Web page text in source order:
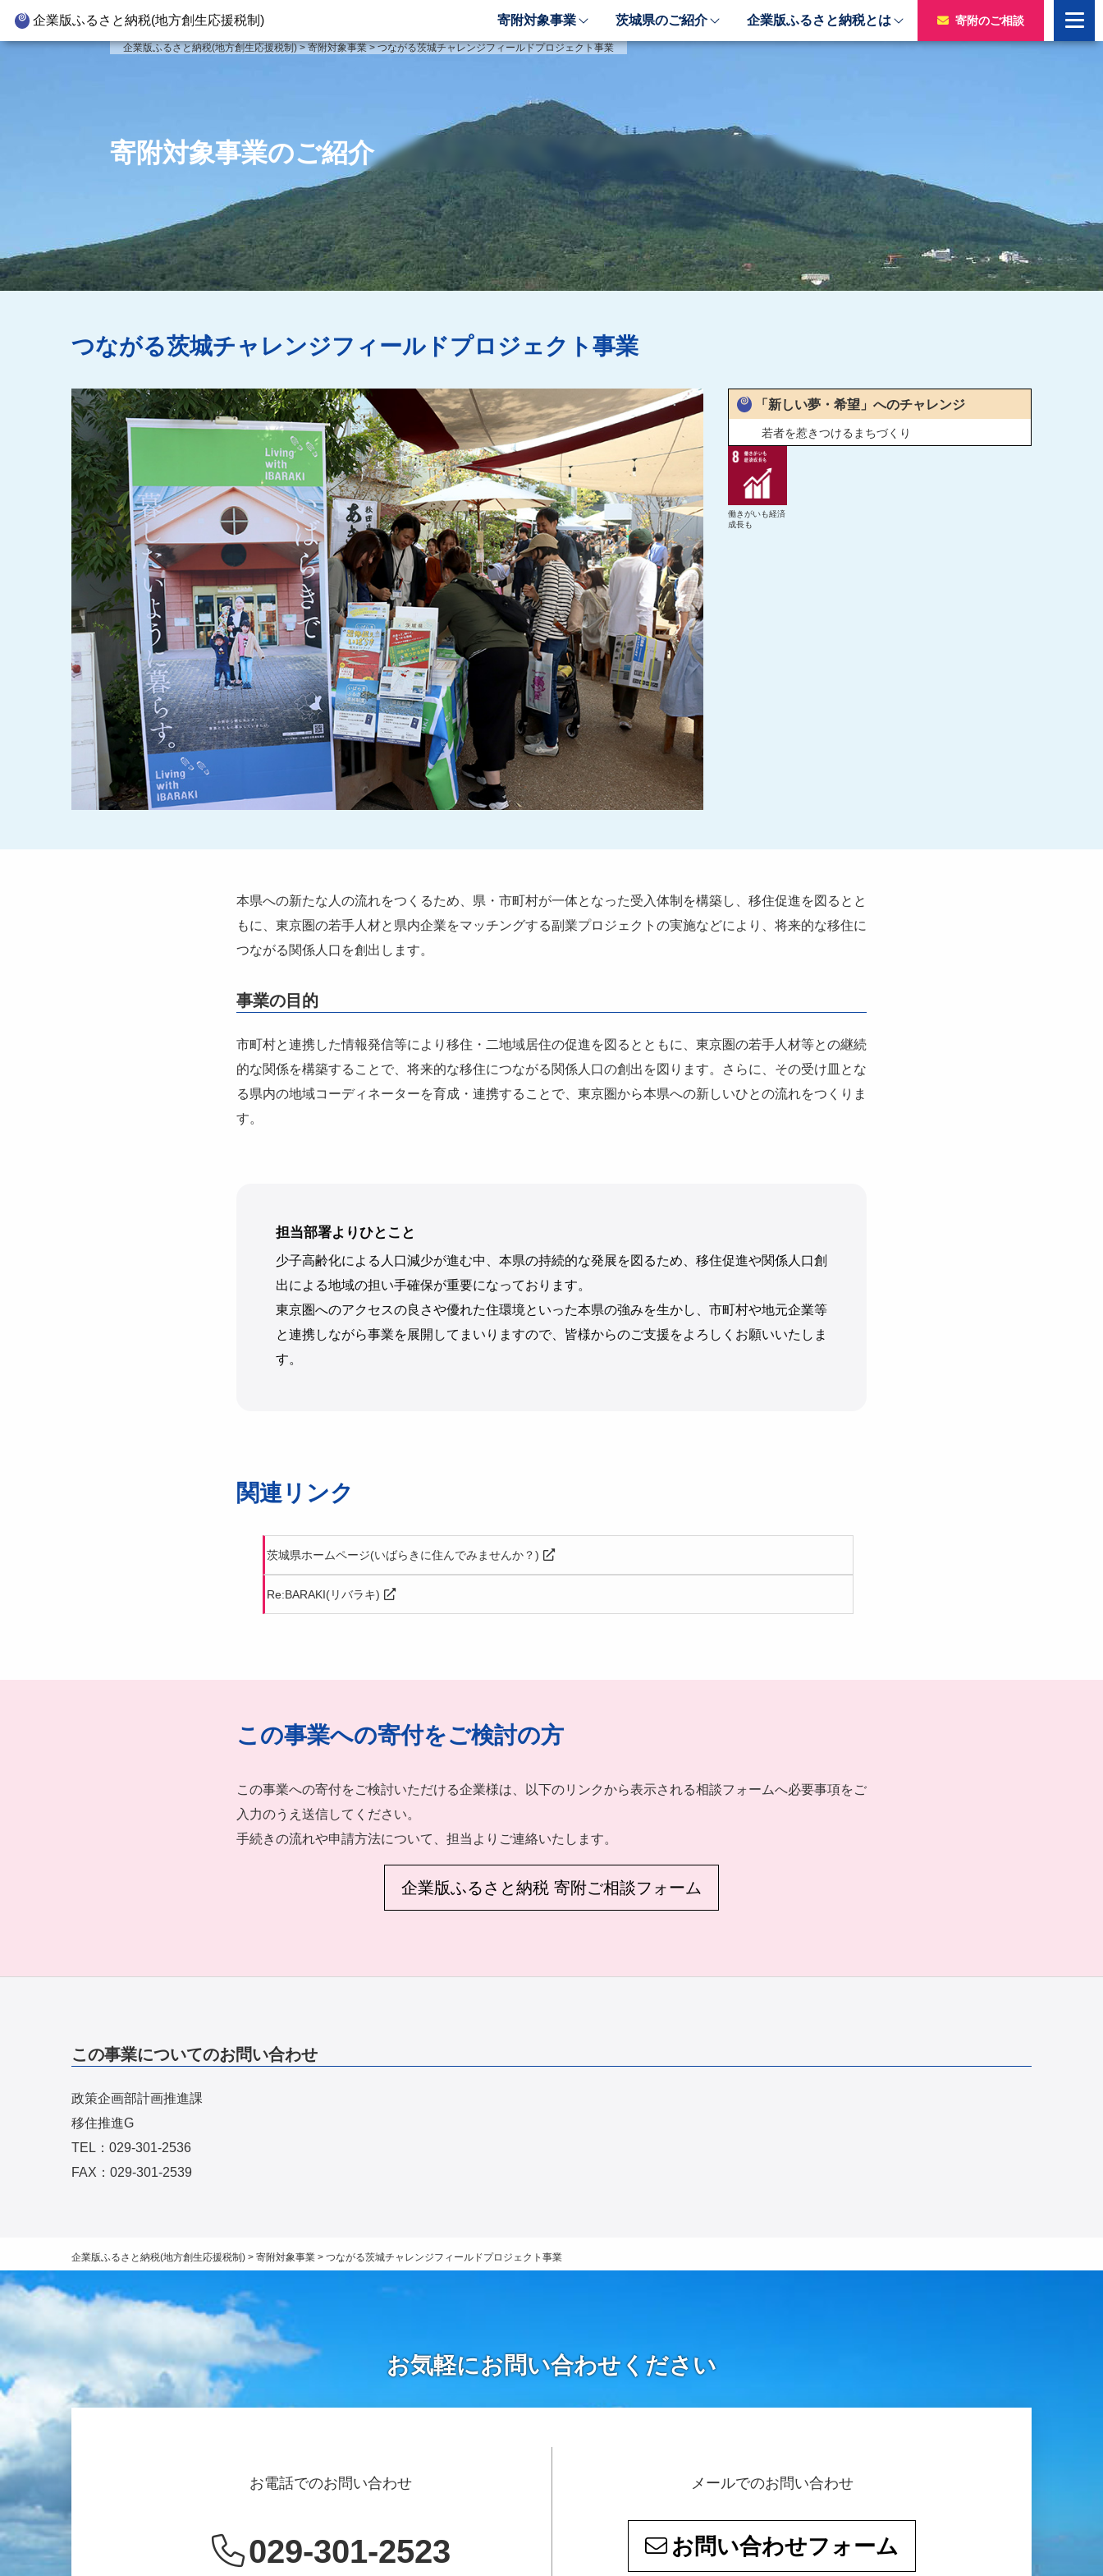
企業版ふるさと納税(地方創生応援税制) 寄附対象事業 茨城県のご紹介 企業版ふるさと納税とは 寄附のご相談
企業版ふるさと納税とは 寄附対象事業のご紹介
新しい安心安全を推進する事業
新しい人財育成を推進する事業
新しい夢・希望を推進する事業
事業検索フォーム
茨城県のご紹介
レンジ
寄附をいただいた企業様
令和3年度寄附企業一覧
令和2年度寄附企業一覧
企業版ふるさと納税(地方創生応援税制)>寄附対象事業>つながる茨城チャレンジフィールドプロジェクト事業
寄附対象事業のご紹介
つながる茨城チャレンジフィールドプロジェクト事業
「新しい夢・希望」へのチャレンジ
若者を惹きつけるまちづくり
働きがいも経済
成長も
本県への新たな人の流れをつくるため、県・市町村が一体となった受入体制を構築し、移住促進を図るとと
もに、東京圏の若手人材と県内企業をマッチングする副業プロジェクトの実施などにより、将来的な移住に
つながる関係人口を創出します。
事業の目的
市町村と連携した情報発信等により移住・二地域居住の促進を図るとともに、東京圏の若手人材等との継続
的な関係を構築することで、将来的な移住につながる関係人口の創出を図ります。さらに、その受け皿とな
る県内の地域コーディネーターを育成・連携することで、東京圏から本県への新しいひとの流れをつくりま
す。
担当部署よりひとこと
少子高齢化による人口減少が進む中、本県の持続的な発展を図るため、移住促進や関係人口創
出による地域の担い手確保が重要になっております。
東京圏へのアクセスの良さや優れた住環境といった本県の強みを生かし、市町村や地元企業等
と連携しながら事業を展開してまいりますので、皆様からのご支援をよろしくお願いいたしま
す。
関連リンク
茨城県ホームページ(いばらきに住んでみませんか？)
Re:BARAKI(リバラキ)
この事業への寄付をご検討の方
この事業への寄付をご検討いただける企業様は、以下のリンクから表示される相談フォームへ必要事項をご
入力のうえ送信してください。
手続きの流れや申請方法について、担当よりご連絡いたします。
企業版ふるさと納税 寄附ご相談フォーム
この事業についてのお問い合わせ
政策企画部計画推進課
移住推進G
TEL：029-301-2536
FAX：029-301-2539
企業版ふるさと納税(地方創生応援税制) > 寄附対象事業 > つながる茨城チャレンジフィールドプロジェクト事業
お気軽にお問い合わせください
お電話でのお問い合わせ
029-301-2523
メールでのお問い合わせ
お問い合わせフォーム